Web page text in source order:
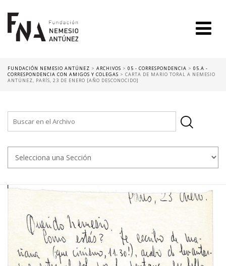
FUNDACIÓN NEMESIO ANTÚNEZ > ARCHIVOS > 05 - CORRESPONDENCIA > 05.A -
CORRESPONDENCIA CON AMIGOS Y COLEGAS > CARTA DE MARIO TORAL A NEMESIO
ANTÚNEZ, PARÍS, 23 DE ENERO [AÑO DESCONOCIDO]